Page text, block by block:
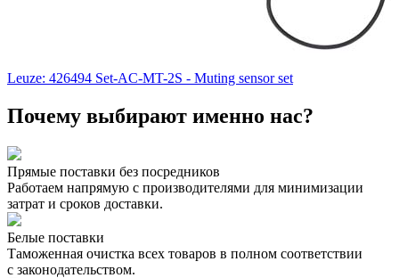
Leuze: 426494 Set-AC-MT-2S - Muting sensor set
Почему выбирают именно нас?
Прямые поставки без посредников
Работаем напрямую с производителями для минимизации
затрат и сроков доставки.
Белые поставки
Таможенная очистка всех товаров в полном соответствии
с законодательством.